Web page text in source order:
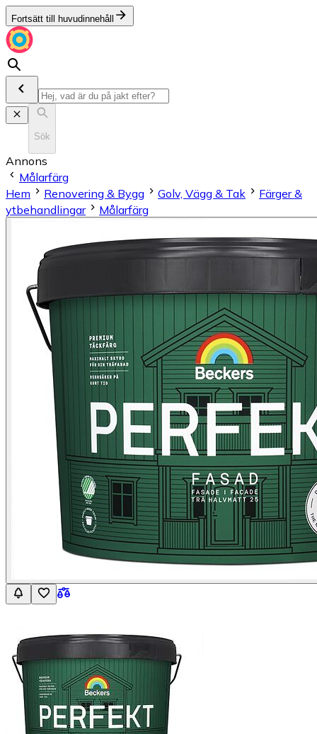
Fortsätt till huvudinnehåll
Sök
Annons
Målarfärg
Hem
Renovering & Bygg Golv, Vägg & Tak
Färger &
ytbehandlingar
Målarfärg